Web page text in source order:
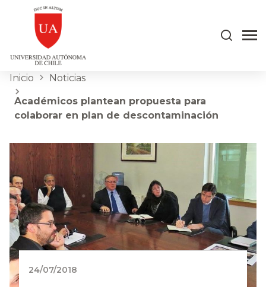
Inicio Noticias
Académicos plantean propuesta para
colaborar en plan de descontaminación
24/07/2018